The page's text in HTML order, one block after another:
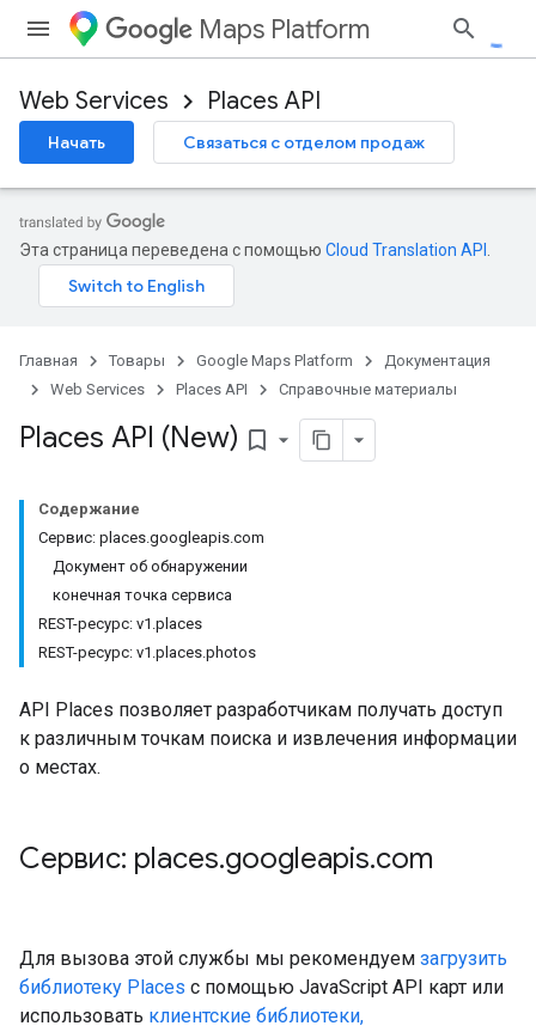
Maps Platform
Web Services Places API
Начать Связаться с отделом продаж
Эта страница переведена с помощью Cloud Translation API
Главная Товары Google Maps Platform
Документация
Web Services
Places API Справочные материалы
Places API (New) bookmark_border
Содержание
Сервис: places.googleapis.com
Документ об обнаружении
конечная точка сервиса
REST-ресурс: v1.places
REST-ресурс: v1.places.photos
API Places позволяет разработчикам получать доступ
к различным точкам поиска и извлечения информации
о местах.
Сервис: places.googleapis.com
Для вызова этой службы мы рекомендуем загрузить
библиотеку Places с помощью JavaScript API карт или
использовать клиентские библиотеки,